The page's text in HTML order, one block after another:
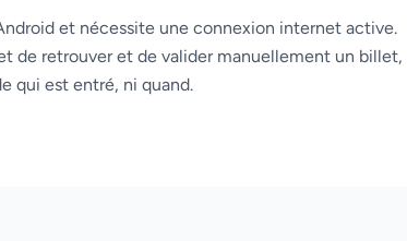
et nécessite une connexion internet active.
de retrouver et de valider manuellement un billet,
qui est entré, ni quand.